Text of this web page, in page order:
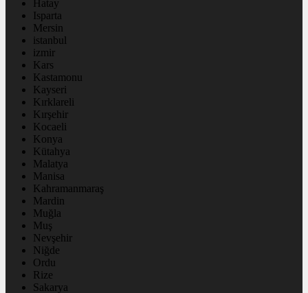
Hatay
Isparta
Mersin
istanbul
izmir
Kars
Kastamonu
Kayseri
Kırklareli
Kırşehir
Kocaeli
Konya
Kütahya
Malatya
Manisa
Kahramanmaraş
Mardin
Muğla
Muş
Nevşehir
Niğde
Ordu
Rize
Sakarya